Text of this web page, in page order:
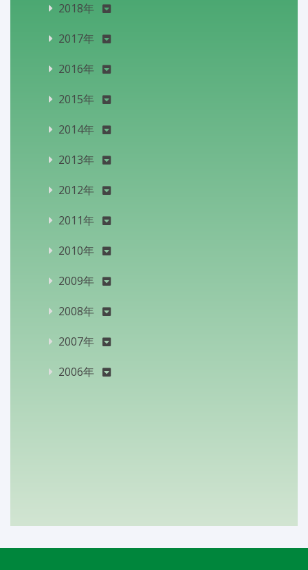
2018年
2017年
2016年
2015年
2014年
2013年
2012年
2011年
2010年
2009年
2008年
2007年
2006年